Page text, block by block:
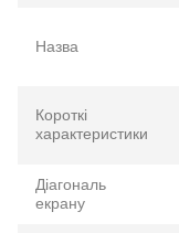
Назва
Короткі
характеристики
Діагональ
екрану